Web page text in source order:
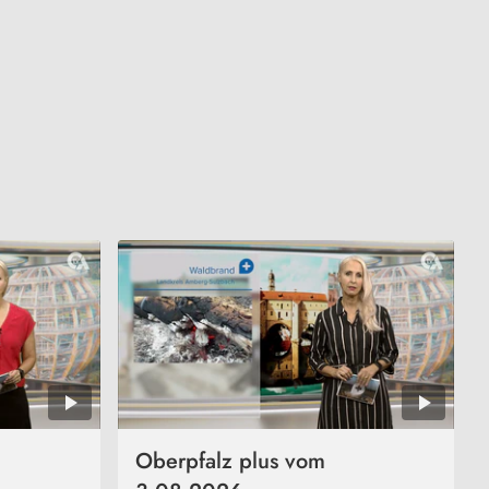
Oberpfalz plus vom